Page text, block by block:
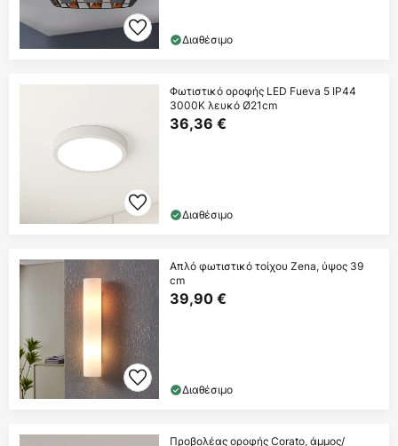
Διαθέσιμο
Φωτιστικό οροφής LED Fueva 5 IP44
3000K λευκό Ø21cm
36,36 €
Διαθέσιμο
Απλό φωτιστικό τοίχου Zena, ύψος 39
cm
39,90 €
Διαθέσιμο
Προβολέας οροφής Corato, άμμος/